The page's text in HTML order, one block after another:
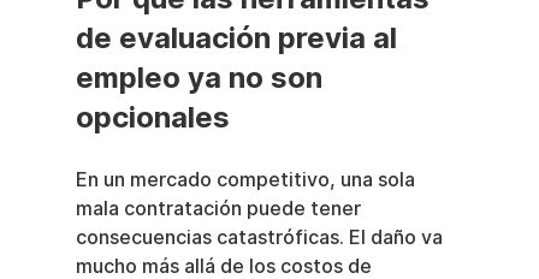
de evaluación previa al
empleo ya no son
opcionales
En un mercado competitivo, una sola
mala contratación puede tener
consecuencias catastróficas. El daño va
mucho más allá de los costos de